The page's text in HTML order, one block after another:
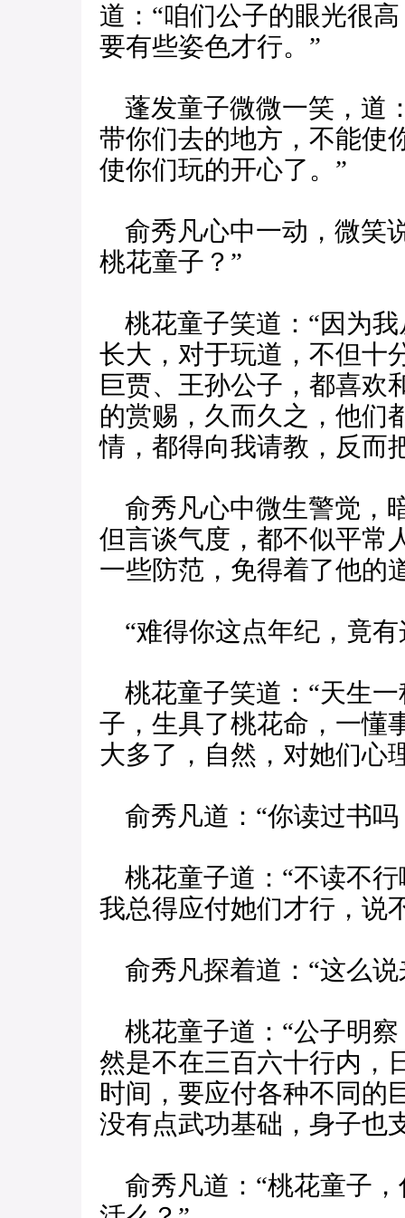
道：“咱们公子的眼光很
要有些姿色才行。”
蓬发童子微微一笑，道
带你们去的地方，不能使
使你们玩的开心了。”
俞秀凡心中一动，微笑
桃花童子？”
桃花童子笑道：“因为
长大，对于玩道，不但十
巨贾、王孙公子，都喜欢
的赏赐，久而久之，他们
情，都得向我请教，反而
俞秀凡心中微生警觉，
但言谈气度，都不似平常
一些防范，免得着了他的
“难得你这点年纪，竟有
桃花童子笑道：“天生
子，生具了桃花命，一懂
大多了，自然，对她们心
俞秀凡道：“你读过书吗
桃花童子道：“不读不
我总得应付她们才行，说
俞秀凡探着道：“这么
桃花童子道：“公子明
然是不在三百六十行内，
时间，要应付各种不同的
没有点武功基础，身子也
俞秀凡道：“桃花童子